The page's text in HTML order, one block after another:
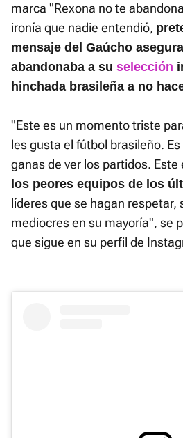
marca "Rexona no te
ironía que nadie entendió,
mensaje del Gaúcho
abandonaba a su selección
hinchada brasileña a no
"Este es un momento triste
les gusta el fútbol brasileño.
ganas de ver los partidos. Este
los peores equipos de los
líderes que se hagan respetar,
mediocres en su mayoría", se
que sigue en su perfil de